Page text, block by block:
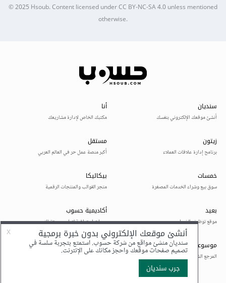
© 2025Hsoub.Content licensed underCC BY-NC-SA 4.0unless mentioned
otherwise.